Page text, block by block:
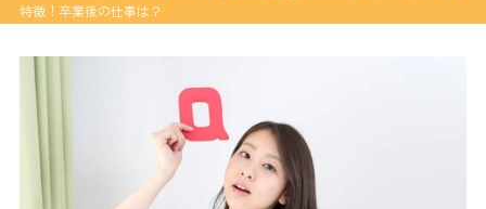
特徴！卒業後の仕事は？